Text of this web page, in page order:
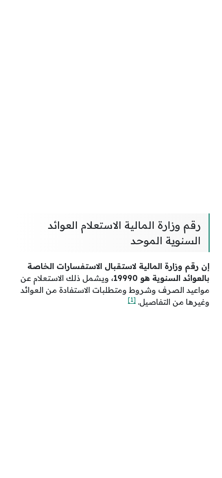
رقم وزارة المالية الاستعلام العوائد
السنوية الموحد
إن رقم وزارة المالية لاستقبال الاستفسارات الخاصة
بالعوائد السنوية هو 19990،
ويشمل ذلك الاستعلام عن
مواعيد الصرف وشروط ومتطلبات الاستفادة من العوائد
وغيرها من التفاصيل. [1]